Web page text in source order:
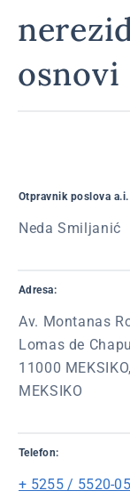
osnovi
Otpravnik poslova a.i.
Neda Smiljanić
Adresa:
Av. Montanas
Lomas de
11000
MEKSIKO
Telefon:
+ 5255 / 5520-